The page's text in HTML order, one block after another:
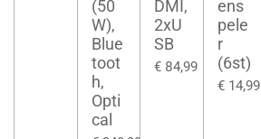
(50
W),
Blue
toot
h,
Opti
cal
DMI,
2xU
SB
€ 84,99
ens
pele
r
(6st)
€ 14,99